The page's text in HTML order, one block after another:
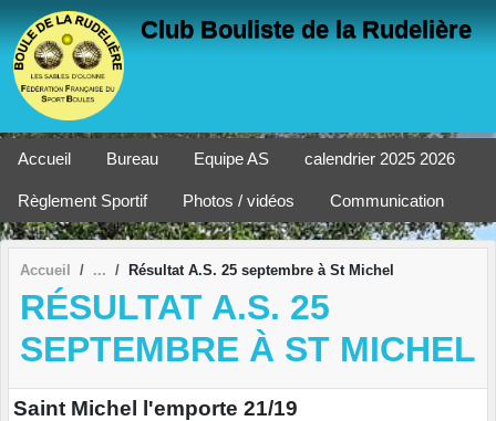
Club Bouliste de la Rudelière
Accueil Bureau Equipe AS calendrier 2025 2026
Règlement Sportif Photos / vidéos Communication
Accueil Résultat A.S. 25 septembre à St Michel
RÉSULTAT A.S. 25
SEPTEMBRE À ST MICHEL
Saint Michel l'emporte 21/19
Panneau de gestion des cookies